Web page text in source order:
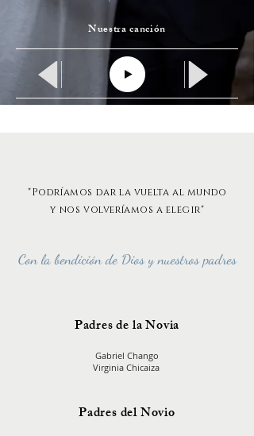
Nuestra canción
"Podríamos dar la vuelta al mundo
y nos volveríamos a elegir"
Con la bendiciónde Diosy nuestros padres
Padres de la Novia
Gabriel Chango
Virginia Chicaiza
Padres del Novio